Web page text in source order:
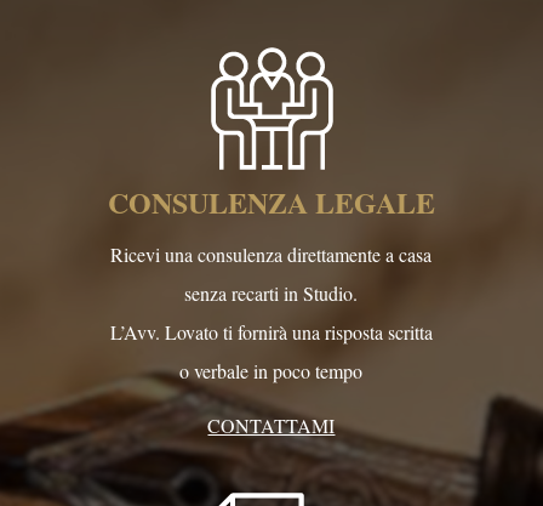
CONSULENZA LEGALE
Ricevi una consulenza direttamente a casa
senza recarti in Studio.
L’Avv. Lovato ti fornirà una risposta scritta
o verbale in poco tempo
CONTATTAMI